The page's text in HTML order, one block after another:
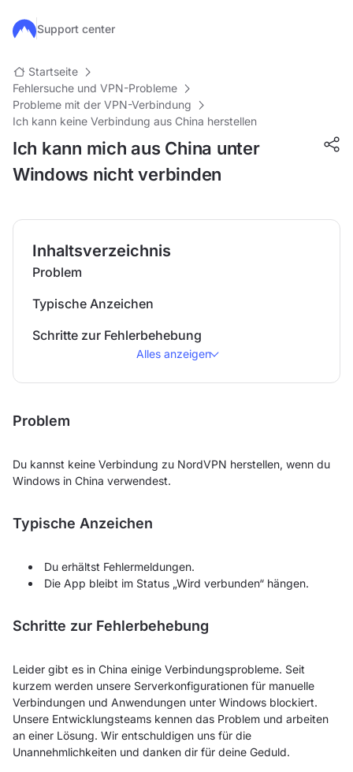
Zum Hauptinhalt springen
Support center
Startseite
Fehlersuche und VPN-Probleme
Probleme mit der VPN-Verbindung
Ich kann keine Verbindung aus China herstellen
Ich kann mich aus China unter
Windows nicht verbinden
Inhaltsverzeichnis
Problem
Typische Anzeichen
Schritte zur Fehlerbehebung
Alles anzeigen
Problem
Du kannst keine Verbindung zu NordVPN herstellen, wenn du
Windows in China verwendest.
Typische Anzeichen
Du erhältst Fehlermeldungen.
Die App bleibt im Status „Wird verbunden“ hängen.
Schritte zur Fehlerbehebung
Leider gibt es in China einige Verbindungsprobleme. Seit
kurzem werden unsere Serverkonfigurationen für manuelle
Verbindungen und Anwendungen unter Windows blockiert.
Unsere Entwicklungsteams kennen das Problem und arbeiten
an einer Lösung. Wir entschuldigen uns für die
Unannehmlichkeiten und danken dir für deine Geduld.